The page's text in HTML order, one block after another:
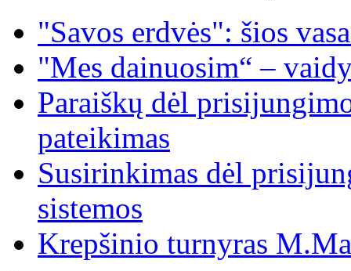
"Savos erdvės": šios
"Mes dainuosim“ –
Paraiškų dėl
pateikimas
Susirinkimas dėl
sistemos
Krepšinio turnyras